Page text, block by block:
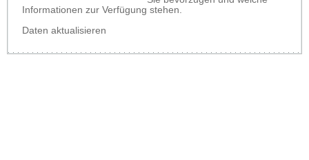
Informationen zur Verfügung stehen.
Daten aktualisieren